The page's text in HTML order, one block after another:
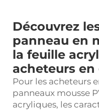
Découvrez
panneau en
la feuille
acheteurs en
Pour les acheteurs
panneaux mousse
acryliques, les